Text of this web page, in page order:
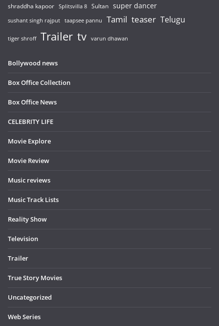
shraddha kapoor Splitsvilla 8 Sultan super dancer
sushant singh rajput taapsee pannu Tamil teaser Telugu
tiger shroff Trailer tv varun dhawan
Bollywood news
Box Office Collection
Box Office News
CELEBRITY LIFE
Movie Explore
Movie Review
Music reviews
Music Track Lists
Reality Show
Television
Trailer
True Story Movies
Uncategorized
Web Series